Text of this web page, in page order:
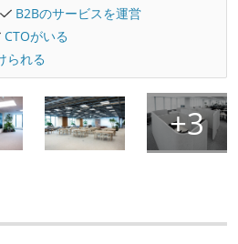
B2Bのサービスを運営
CTOがいる
られる